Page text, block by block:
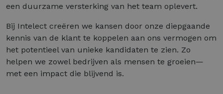
een duurzame versterking van het team oplevert.
Bij Intelect creëren we kansen door onze diepgaande
kennis van de klant te koppelen aan ons vermogen om
het potentieel van unieke kandidaten te zien. Zo
helpen we zowel bedrijven als mensen te groeien—
met een impact die blijvend is.